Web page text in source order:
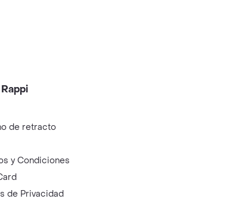
de retracto
y Condiciones
de Privacidad